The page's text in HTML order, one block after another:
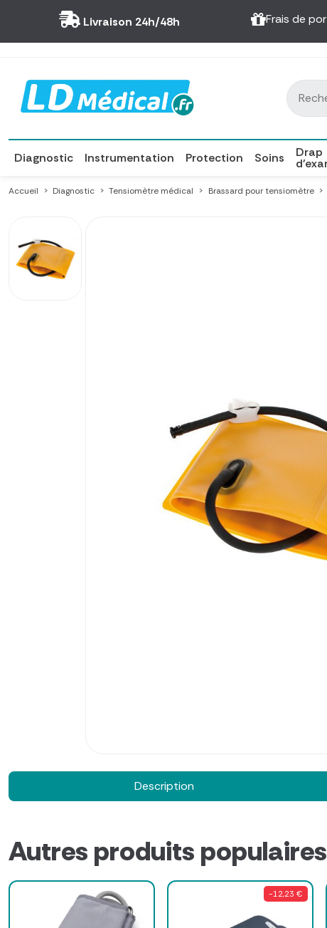
Livraison 24h/48h Frais de
Diagnostic Instrumentation Protection Soins Drap
Accueil Diagnostic Tensiomètre médical Brassard pour tensiomètre
Description
Autres produits
-12,23 €
Panneau de gestion des cookies